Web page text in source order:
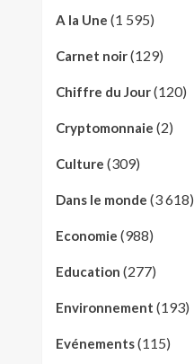
A la Une (1 595)
Carnet noir(129)
Chiffre du Jour(120)
Cryptomonnaie (2)
Culture (309)
Dans le monde (3 618)
Economie (988)
Education (277)
Environnement (193)
Evénements(115)